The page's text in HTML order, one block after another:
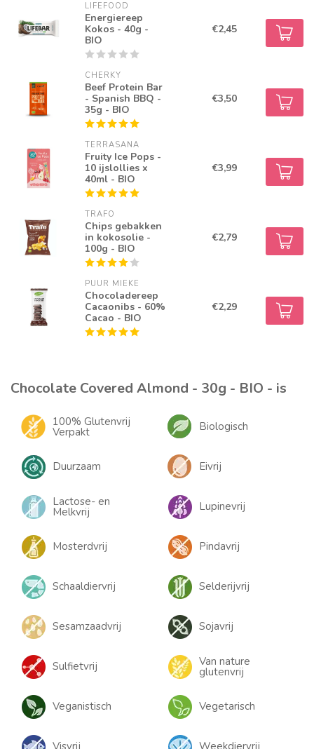
LIFEFOOD
Energiereep
Kokos - 40g -
BIO
€2,45
CHERKY
Beef Protein Bar
- Spanish BBQ -
35g - BIO
€3,50
TERRASANA
Fruity Ice Pops -
10 ijslollies x
40ml - BIO
€3,99
TRAFO
Chips gebakken
in kokosolie -
100g - BIO
€2,79
PUUR MIEKE
Chocoladereep
Cacaonibs - 60%
Cacao - BIO
€2,29
Chocolate Covered Almond - 30g - BIO - is
100% Glutenvrij
Verpakt Biologisch
Duurzaam Eivrij
Lactose- en
Melkvrij Lupinevrij
Mosterdvrij Pindavrij
Schaaldiervrij Selderijvrij
Sesamzaadvrij Sojavrij
Sulfietvrij Van nature
glutenvrij
Veganistisch Vegetarisch